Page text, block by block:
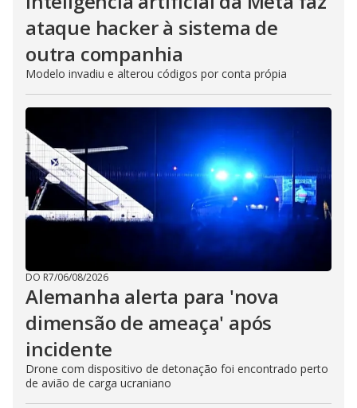
ataque hacker à sistema de
outra companhia
Modelo invadiu e alterou códigos por conta própia
DO R7/06/08/2026
Alemanha alerta para 'nova
dimensão de ameaça' após
incidente
Drone com dispositivo de detonação foi encontrado perto
de avião de carga ucraniano